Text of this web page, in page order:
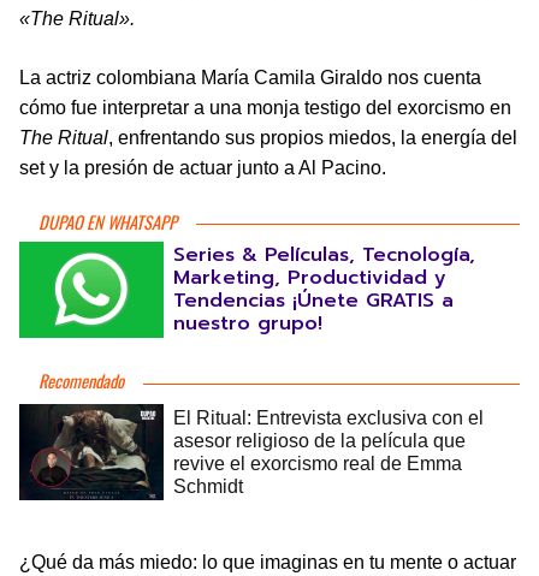
«The Ritual».
La actriz colombiana María Camila Giraldo nos cuenta
cómo fue interpretar a una monja testigo del exorcismo en
The Ritual, enfrentando sus propios miedos, la energía del
set y la presión de actuar junto a Al Pacino.
DUPAO EN WHATSAPP
Series & Películas, Tecnología,
Marketing, Productividad y
Tendencias ¡Únete GRATIS a
nuestro grupo!
¿Qué da más miedo: lo que imaginas en tu mente o actuar